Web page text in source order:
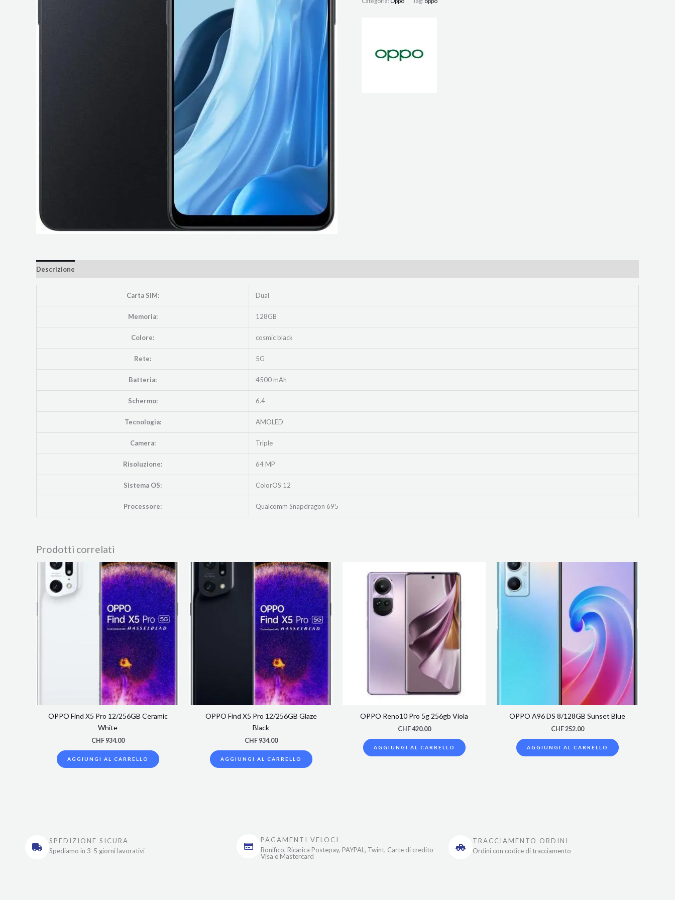
Descrizione
Carta SIM: Dual
Memoria: 128GB
Colore: cosmic black
Rete: 5G
Batteria: 4500 mAh
Schermo: 6.4
Tecnologia: AMOLED
Camera: Triple
Risoluzione: 64 MP
Sistema OS: ColorOS 12
Processore: Qualcomm Snapdragon 695
Prodotti correlati
OPPO Find X5 Pro 12/256GB Ceramic
White
CHF934.00
AGGIUNGI AL CARRELLO
OPPO Find X5 Pro 12/256GB Glaze
Black
CHF934.00
AGGIUNGI AL CARRELLO
OPPO Reno10 Pro 5g 256gb Viola
CHF420.00
AGGIUNGI AL CARRELLO
OPPO A96 DS 8/128GB Sunset Blue
CHF252.00
AGGIUNGI AL CARRELLO
SPEDIZIONE SICURA
Spediamo in 3-5 giorni lavorativi
PAGAMENTI VELOCI
Bonifico, Ricarica Postepay, PAYPAL, Twint, Carte di credito
Visa e Mastercard
TRACCIAMENTO ORDINI
Ordini con codice di tracciamento